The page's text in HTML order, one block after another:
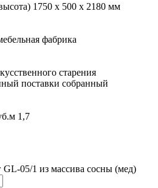
1750 x 500 x 2180 мм
фабрика
старения
поставки собранный
1,7
05/1 из массива сосны (мед)